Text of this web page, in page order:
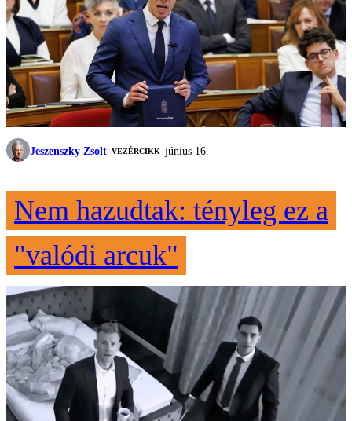
Jeszenszky Zsolt VEZÉRCIKK június 16.
Nem hazudtak: tényleg ez a
"valódi arcuk"